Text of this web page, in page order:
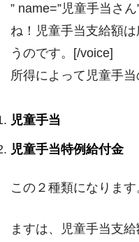
” name=”児童手当さ
ね！児童手当支給額
うのです。[/voice]
所得によって児童手
児童手当
児童手当特例給付金
この２種類になります
ますは、児童手当支